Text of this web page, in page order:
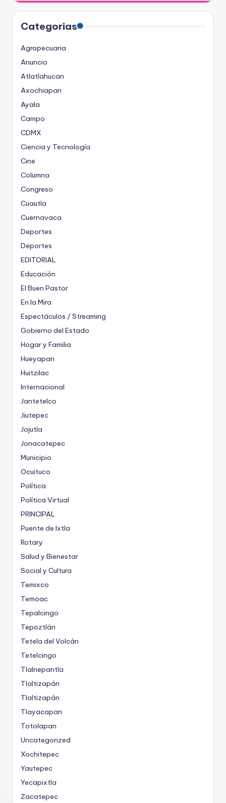
Categorias
Agropecuaria
Anuncio
Atlatlahucan
Axochiapan
Ayala
Campo
CDMX
Ciencia y Tecnología
Cine
Columna
Congreso
Cuautla
Cuernavaca
Deportes
Deportes
EDITORIAL
Educación
El Buen Pastor
En la Mira
Espectáculos / Streaming
Gobierno del Estado
Hogar y Familia
Hueyapan
Huitzilac
Internacional
Jantetelco
Jiutepec
Jojutla
Jonacatepec
Municipio
Ocuituco
Política
Política Virtual
PRINCIPAL
Puente de Ixtla
Rotary
Salud y Bienestar
Social y Cultura
Temixco
Temoac
Tepalcingo
Tepoztlán
Tetela del Volcán
Tetelcingo
Tlalnepantla
Tlaltizapán
Tlaltizapán
Tlayacapan
Totolapan
Uncategorized
Xochitepec
Yautepec
Yecapixtla
Zacatepec